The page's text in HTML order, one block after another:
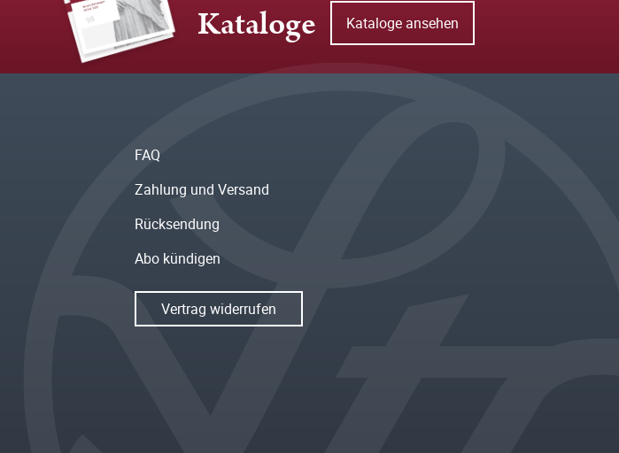
Kataloge Kataloge ansehen
FAQ
Zahlung und Versand
Rücksendung
Abo kündigen
Vertrag widerrufen